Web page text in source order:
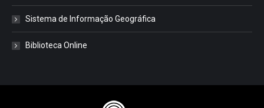
Sistema de Informação Geográfica
Biblioteca Online